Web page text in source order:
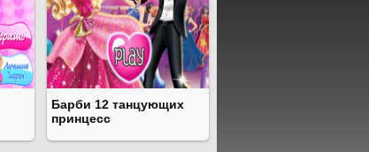
Барби 12 танцующих
принцесс